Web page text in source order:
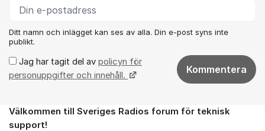
Ditt namn och inlägget kan ses av alla. Din e-post syns inte
publikt.
Jag har tagit del av policyn för
personuppgifter och innehåll.
Kommentera
Om forumet
Välkommen till Sveriges Radios forum för teknisk
support!